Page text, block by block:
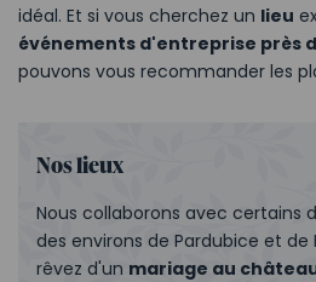
idéal. Et si vous cherchez un lieu
événements d'entreprise près
pouvons vous recommander les
Nos lieux
Nous collaborons avec certains
des environs de Pardubice et de
rêvez d'un mariage au